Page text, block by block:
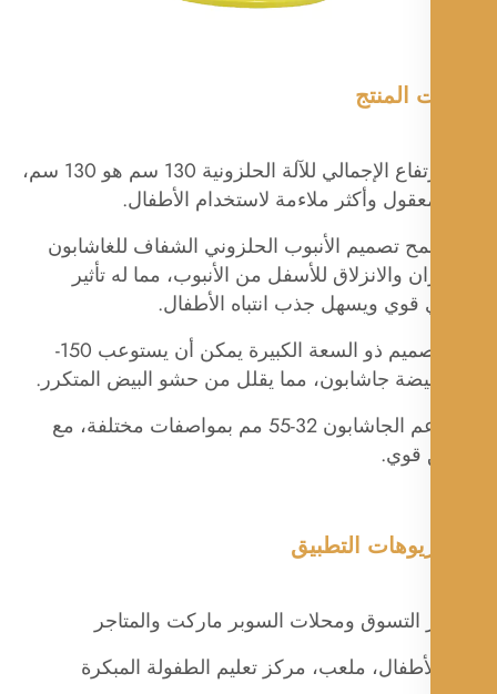
المنتج
1. الارتفاع الإجمالي للآلة الحلزونية 130 سم هو 130 سم،
وأكثر ملاءمة لاستخدام الأطفال.
تصميم الأنبوب الحلزوني الشفاف للغاشابون
والانزلاق للأسفل من الأنبوب، مما له تأثير
ويسهل جذب انتباه الأطفال.
3. التصميم ذو السعة الكبيرة يمكن أن يستوعب 150-
4. يدعم الجاشابون 32-55 مم بمواصفات مختلفة، مع
التطبيق
التسوق ومحلات السوبر ماركت والمتاجر
ملعب، مركز تعليم الطفولة المبكرة